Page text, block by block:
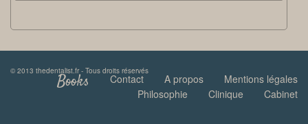
© 2013 thedentalist.fr - Tous droits réservés
Mentions légales
A propos
Contact
Books
Cabinet
Clinique
Philosophie